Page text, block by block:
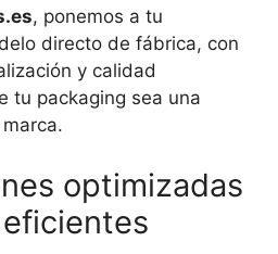
, ponemos a tu
directo de fábrica, con
y calidad
tu packaging sea una
optimizadas